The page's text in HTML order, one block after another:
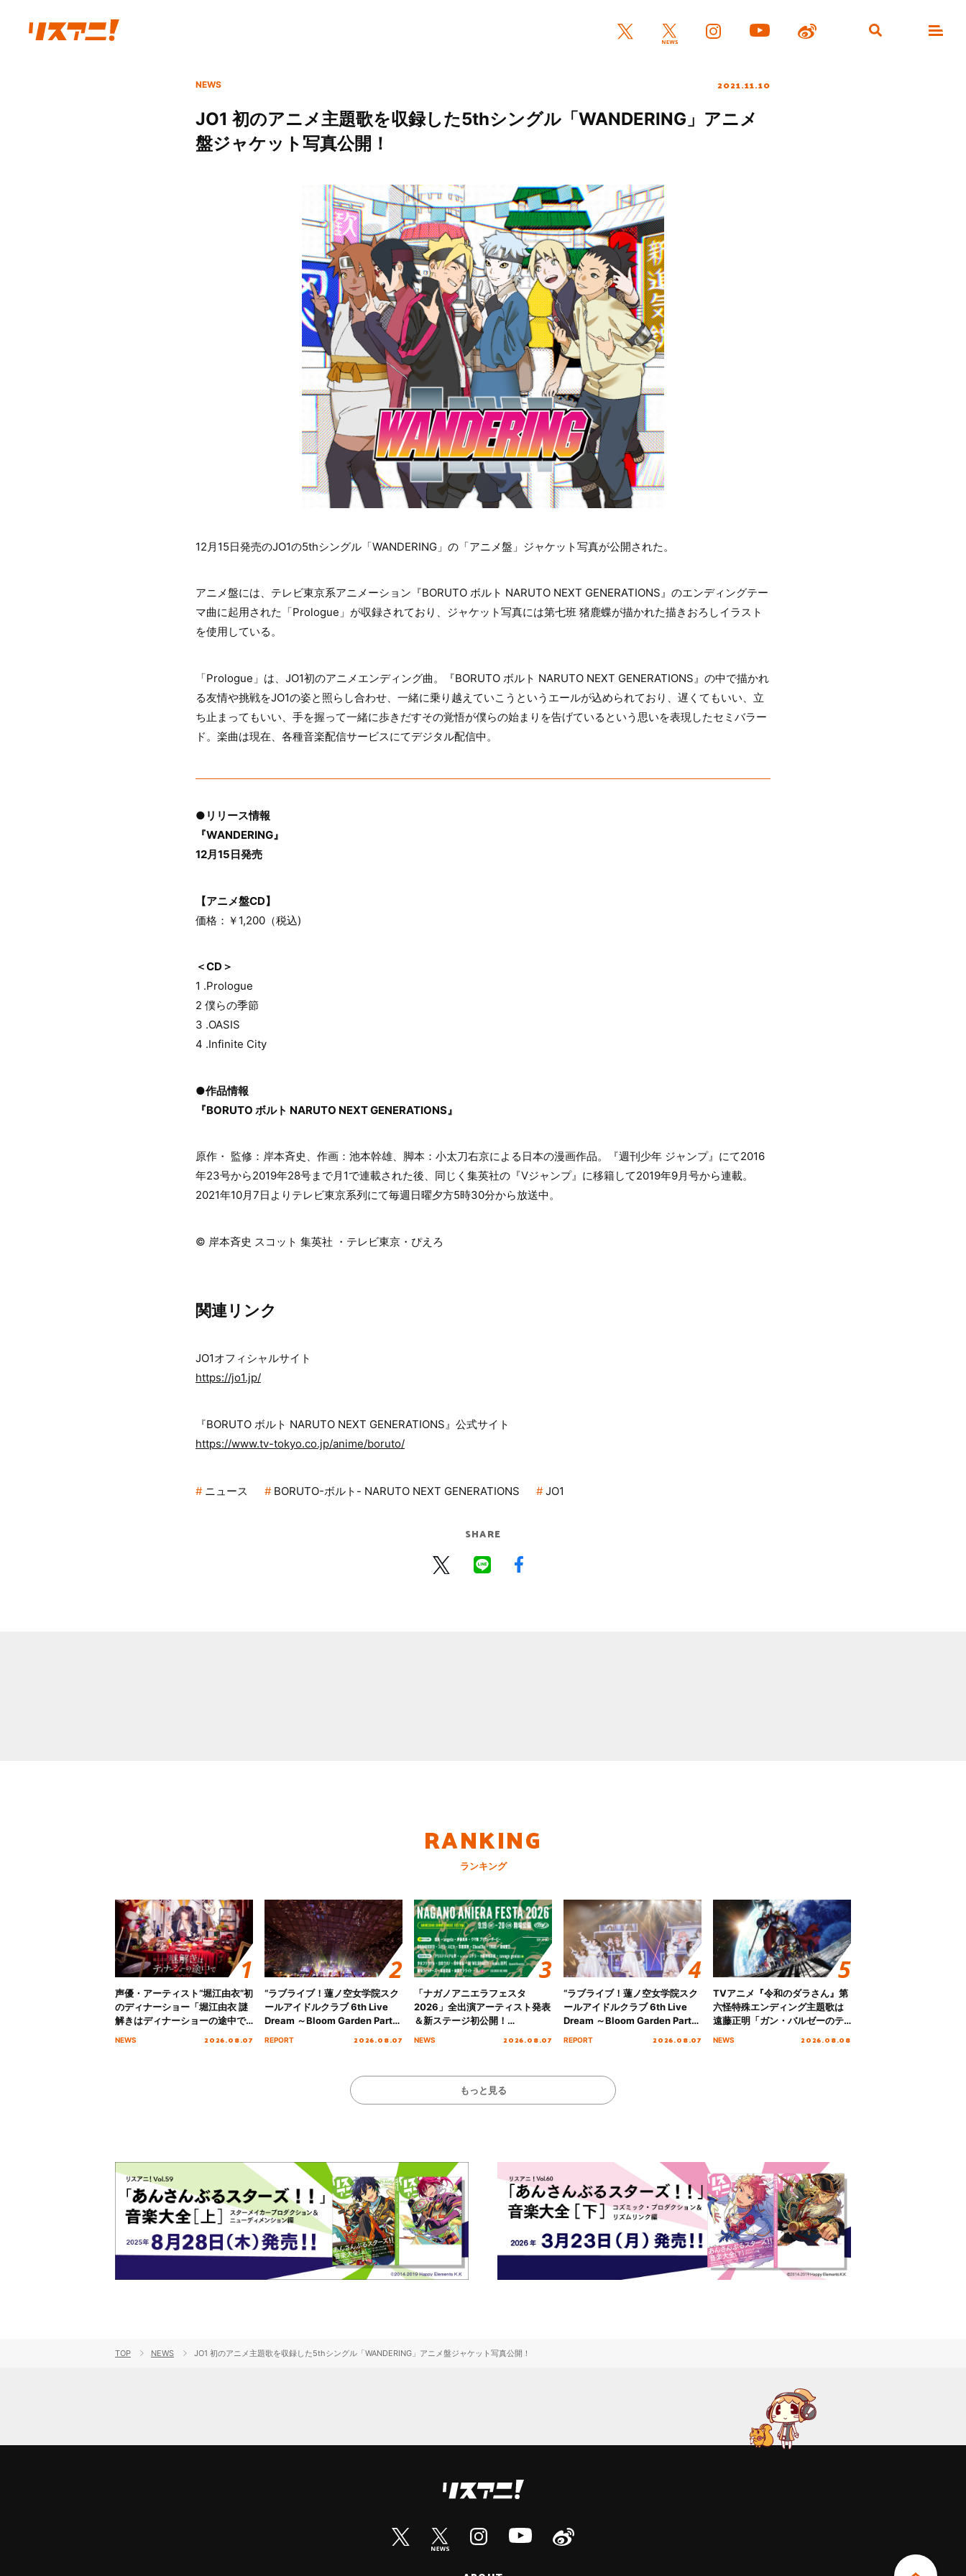
NEWS 2021.11.10
JO1 初のアニメ主題歌を収録した5thシングル「WANDERING」アニメ
盤ジャケット写真公開！
12月15日発売のJO1の5thシングル「WANDERING」の「アニメ盤」ジャケット写真が公開された。
アニメ盤には、テレビ東京系アニメーション『BORUTO ボルト NARUTO NEXT GENERATIONS』のエンディングテー
マ曲に起用された「Prologue」が収録されており、ジャケット写真には第七班 猪鹿蝶が描かれた描きおろしイラスト
を使用している。
「Prologue」は、JO1初のアニメエンディング曲。『BORUTO ボルト NARUTO NEXT GENERATIONS』の中で描かれ
る友情や挑戦をJO1の姿と照らし合わせ、一緒に乗り越えていこうというエールが込められており、遅くてもいい、立
ち止まってもいい、手を握って一緒に歩きだすその覚悟が僕らの始まりを告げているという思いを表現したセミバラー
ド。楽曲は現在、各種音楽配信サービスにてデジタル配信中。
●リリース情報
『WANDERING』
12月15日発売
【アニメ盤CD】
価格：￥1,200（税込)
＜CD＞
1 .Prologue
2 僕らの季節
3 .OASIS
4 .Infinite City
●作品情報
『BORUTO ボルト NARUTO NEXT GENERATIONS』
原作・ 監修：岸本斉史、作画：池本幹雄、脚本：小太刀右京による日本の漫画作品。『週刊少年 ジャンプ』にて2016
年23号から2019年28号まで月1で連載された後、同じく集英社の『Vジャンプ』に移籍して2019年9月号から連載。
2021年10月7日よりテレビ東京系列にて毎週日曜夕方5時30分から放送中。
© 岸本斉史 スコット 集英社 ・テレビ東京・ぴえろ
関連リンク
JO1オフィシャルサイト
https://jo1.jp/
『BORUTO ボルト NARUTO NEXT GENERATIONS』公式サイト
https://www.tv-tokyo.co.jp/anime/boruto/
ニュース BORUTO-ボルト- NARUTO NEXT GENERATIONS JO1
SHARE
RANKING
ランキング
声優・アーティスト“堀江由衣”初
のディナーショー「堀江由衣 謎
解きはディナーショーの途中で
NEWS 2026.08.07
“ラブライブ！蓮ノ空女学院スク
ールアイドルクラブ 6th Live
Dream ～Bloom Garden Party
REPORT 2026.08.07
「ナガノアニエラフェスタ
2026」全出演アーティスト発表
＆新ステージ初公開！
初となる第3ステージの全貌が明
NEWS 2026.08.07
“ラブライブ！蓮ノ空女学院スク
ールアイドルクラブ 6th Live
Dream ～Bloom Garden Party
REPORT 2026.08.07
TVアニメ『令和のダラさん』第
六怪特殊エンディング主題歌は
遠藤正明「ガン・バルゼーのテ
NEWS 2026.08.08
もっと見る
TOP NEWS JO1 初のアニメ主題歌を収録した5thシングル「WANDERING」アニメ盤ジャケット写真公開！